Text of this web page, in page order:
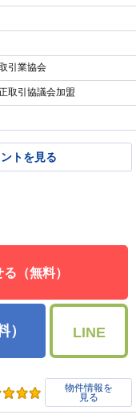
引業協会
取引協議会加盟
トを見る
（無料）
LINE
物件情報を
見る